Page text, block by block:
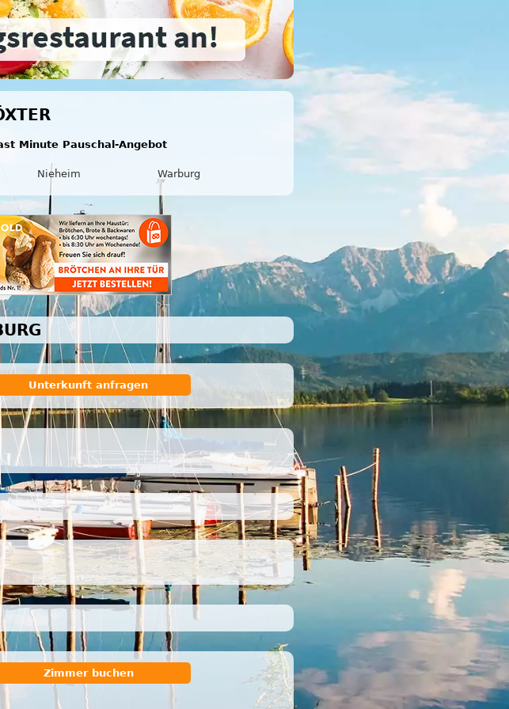
Minute Pauschal-Angebot
Nieheim Warburg
Unterkunft anfragen
Zimmer buchen